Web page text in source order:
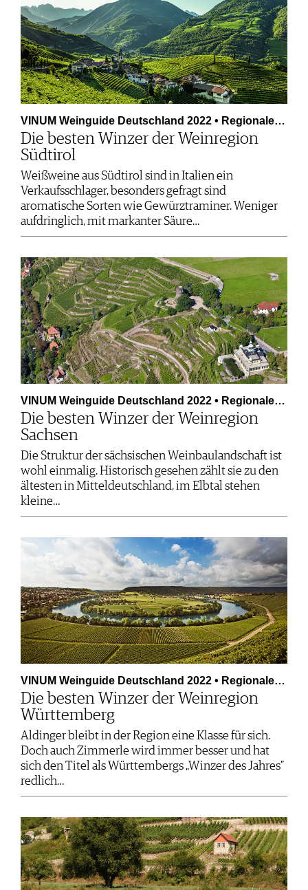
VINUM Weinguide Deutschland 2022 • Regionale…
Die besten Winzer der Weinregion
Südtirol
Weißweine aus Südtirol sind in Italien ein
Verkaufsschlager, besonders gefragt sind
aromatische Sorten wie Gewürztraminer. Weniger
aufdringlich, mit markanter Säure…
VINUM Weinguide Deutschland 2022 • Regionale…
Die besten Winzer der Weinregion
Sachsen
Die Struktur der sächsischen Weinbaulandschaft ist
wohl einmalig. Historisch gesehen zählt sie zu den
ältesten in Mitteldeutschland, im Elbtal stehen
kleine…
VINUM Weinguide Deutschland 2022 • Regionale…
Die besten Winzer der Weinregion
Württemberg
Aldinger bleibt in der Region eine Klasse für sich.
Doch auch Zimmerle wird immer besser und hat
sich den Titel als Württembergs „Winzer des Jahres”
redlich…